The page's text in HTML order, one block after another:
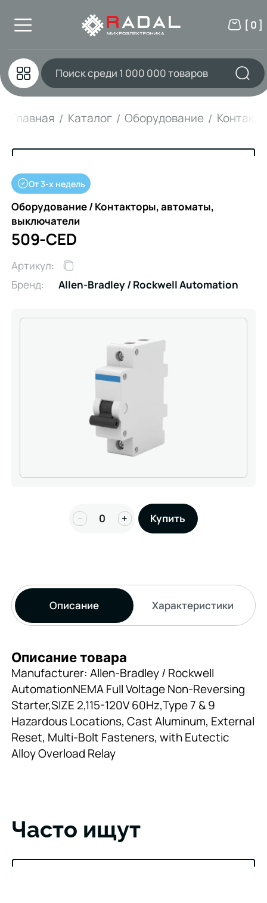
[ 0 ]
Главная Каталог Оборудование
От 3-х недель
Оборудование / Контакторы, автоматы,
выключатели
509-CED
Артикул:
Бренд:
Allen-Bradley / Rockwell Automation
− + Купить
Описание Характеристики
Описание товара
Manufacturer: Allen-Bradley / Rockwell
AutomationNEMA Full Voltage Non-Reversing
Starter,SIZE 2,115-120V 60Hz,Type 7 & 9
Hazardous Locations, Cast Aluminum, External
Reset, Multi-Bolt Fasteners, with Eutectic
Alloy Overload Relay
Часто ищут